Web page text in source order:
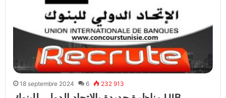
18 septembre 2024 6 232 913